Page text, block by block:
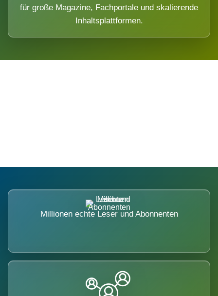
für große Magazine, Fachportale und skalierende
Inhaltsplattformen.
Millionen echte Leser und Abonnenten